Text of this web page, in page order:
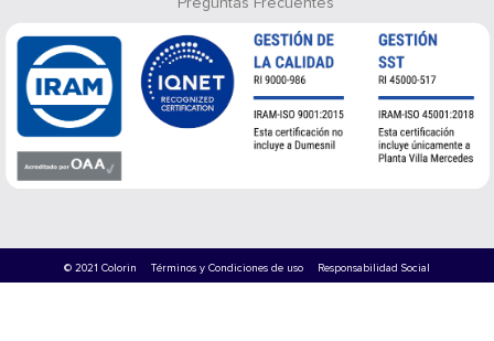
Preguntas Frecuentes
© 2021 Colorin Términos y Condiciones de uso Responsabilidad Social